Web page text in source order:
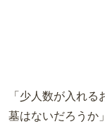
「少人数が入れ
墓はないだろうか